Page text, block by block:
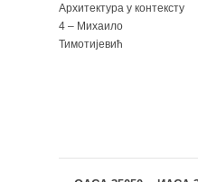
Архитектура у контексту
4 – Михаило
Тимотијевић